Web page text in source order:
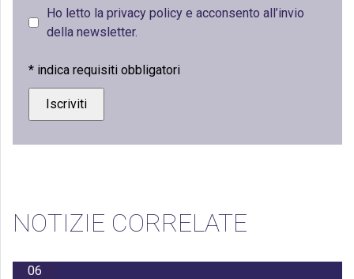
Ho letto la privacy policy e acconsento all’invio
della newsletter.
* indica requisiti obbligatori
NOTIZIE CORRELATE
06